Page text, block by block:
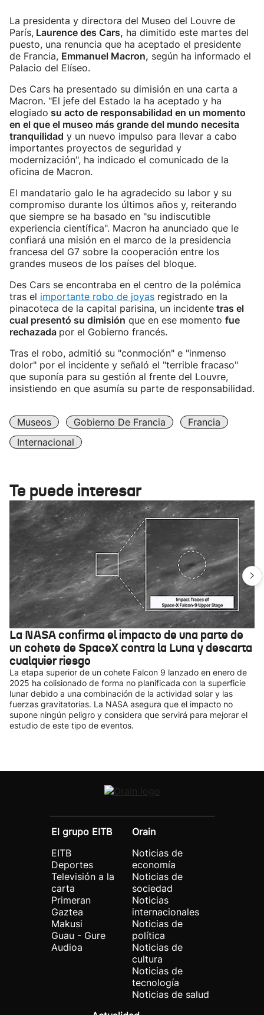
La presidenta y directora del Museo del Louvre de
París, Laurence des Cars, ha dimitido este martes del
puesto, una renuncia que ha aceptado el presidente
de Francia, Emmanuel Macron, según ha informado el
Palacio del Elíseo.
Des Cars ha presentado su dimisión en una carta a
Macron. "El jefe del Estado la ha aceptado y ha
elogiado su acto de responsabilidad en un momento
en el que el museo más grande del mundo necesita
tranquilidad y un nuevo impulso para llevar a cabo
importantes proyectos de seguridad y
modernización", ha indicado el comunicado de la
oficina de Macron.
El mandatario galo le ha agradecido su labor y su
compromiso durante los últimos años y, reiterando
que siempre se ha basado en "su indiscutible
experiencia científica". Macron ha anunciado que le
confiará una misión en el marco de la presidencia
francesa del G7 sobre la cooperación entre los
grandes museos de los países del bloque.
Des Cars se encontraba en el centro de la polémica
tras el importante robo de joyas registrado en la
pinacoteca de la capital parisina, un incidente tras el
cual presentó su dimisión que en ese momento fue
rechazada por el Gobierno francés.
Tras el robo, admitió su "conmoción" e "inmenso
dolor" por el incidente y señaló el "terrible fracaso"
que suponía para su gestión al frente del Louvre,
insistiendo en que asumía su parte de responsabilidad.
Museos Gobierno De Francia
Francia
Internacional
Te puede interesar
La NASA confirma el impacto de una parte de
un cohete de SpaceX contra la Luna y descarta
cualquier riesgo
La etapa superior de un cohete Falcon 9 lanzado en enero de
2025 ha colisionado de forma no planificada con la superficie
lunar debido a una combinación de la actividad solar y las
fuerzas gravitatorias. La NASA asegura que el impacto no
supone ningún peligro y considera que servirá para mejorar el
estudio de este tipo de eventos.
El grupo EITB
EITB
Deportes
Televisión a la
carta
Primeran
Gaztea
Makusi
Guau - Gure
Audioa
Orain
Noticias de
economía
Noticias de
sociedad
Noticias
internacionales
Noticias de
política
Noticias de
cultura
Noticias de
tecnología
Noticias de salud